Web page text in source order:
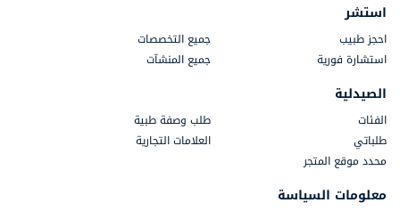
استشر
احجز طبيب
جميع التخصصات
استشارة فورية
جميع المنشآت
الصيدلية
الفئات
طلب وصفة طبية
طلباتي
العلامات التجارية
محدد موقع المتجر
معلومات السياسة